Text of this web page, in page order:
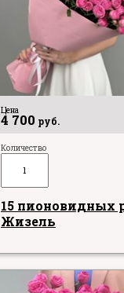
Цена
4 700 руб.
Количество
15 пионовидных
Жизель